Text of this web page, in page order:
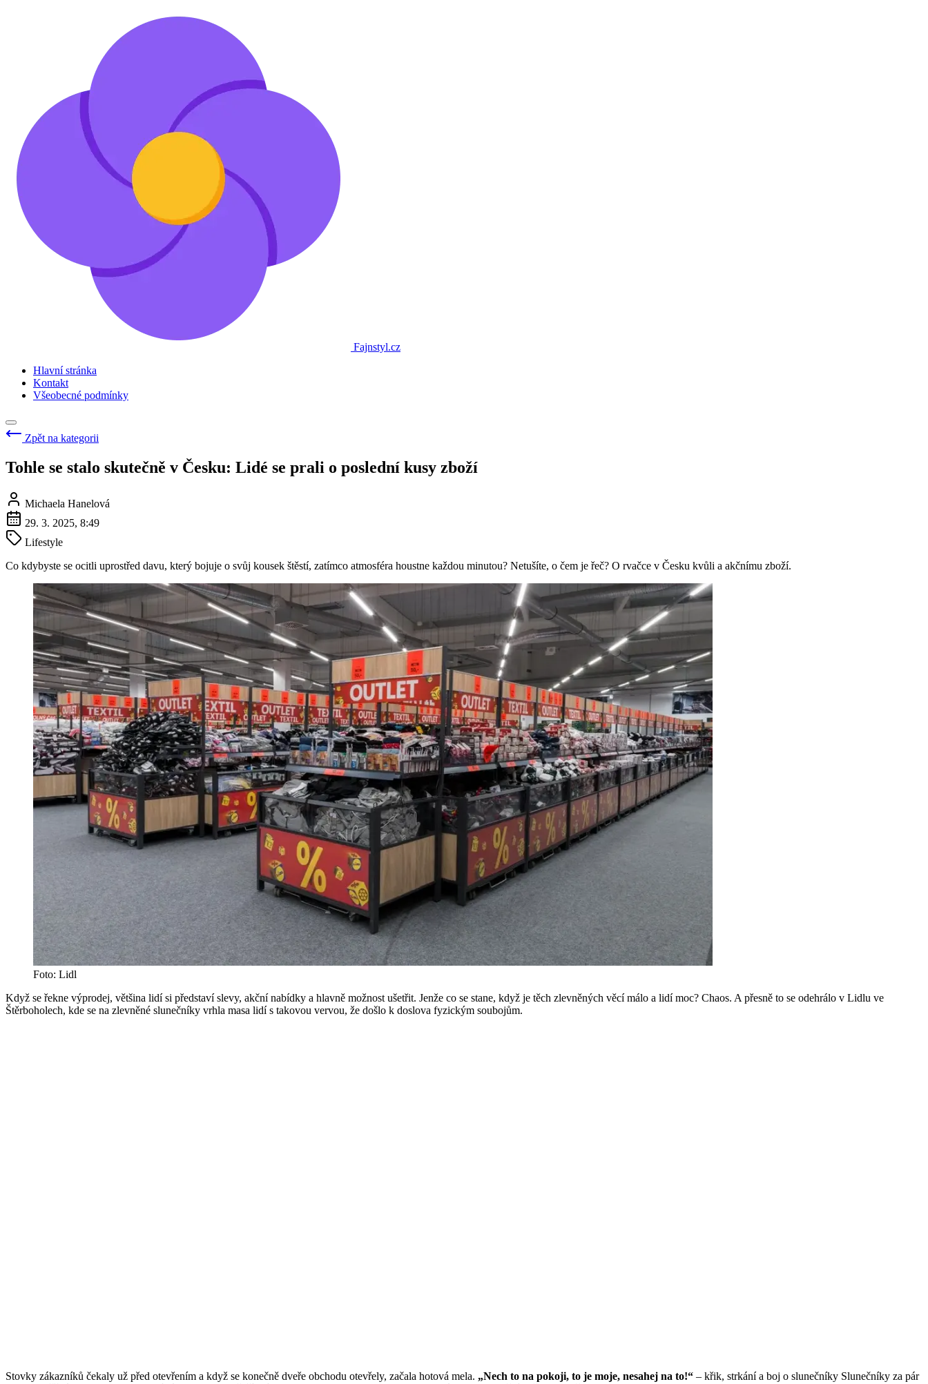
Fajnstyl.cz
Hlavní stránka
Kontakt
Všeobecné podmínky
Zpět na kategorii
Tohle se stalo skutečně v Česku: Lidé se prali o poslední kusy zboží
Michaela Hanelová
29. 3. 2025, 8:49
Lifestyle
Co kdybyste se ocitli uprostřed davu, který bojuje o svůj kousek štěstí, zatímco atmosféra houstne každou minutou? Netušíte, o čem je řeč? O rvačce v Česku kvůli a akčnímu zboží.
Foto: Lidl
Když se řekne výprodej, většina lidí si představí slevy, akční nabídky a hlavně možnost ušetřit. Jenže co se stane, když je těch zlevněných věcí málo a lidí moc? Chaos. A přesně to se odehrálo v Lidlu ve
Štěrboholech, kde se na zlevněné slunečníky vrhla masa lidí s takovou vervou, že došlo k doslova fyzickým soubojům.
Stovky zákazníků čekaly už před otevřením a když se konečně dveře obchodu otevřely, začala hotová mela. „Nech to na pokoji, to je moje, nesahej na to!“ – křik, strkání a boj o slunečníky Slunečníky za pár